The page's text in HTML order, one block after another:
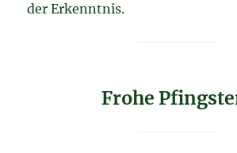
der Erkenntnis.
Frohe